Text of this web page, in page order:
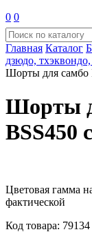
0 0
Главная Каталог
дзюдо,
Шорты для самбо
Шорты
BSS450
Цветовая гамма
фактической
Код товара: 79134